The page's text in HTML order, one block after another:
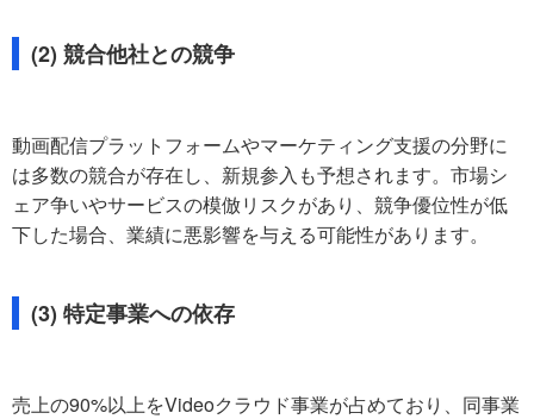
(2) 競合他社との競争
動画配信プラットフォームやマーケティング支援の分野に
は多数の競合が存在し、新規参入も予想されます。市場シ
ェア争いやサービスの模倣リスクがあり、競争優位性が低
下した場合、業績に悪影響を与える可能性があります。
(3) 特定事業への依存
売上の90%以上をVideoクラウド事業が占めており、同事業